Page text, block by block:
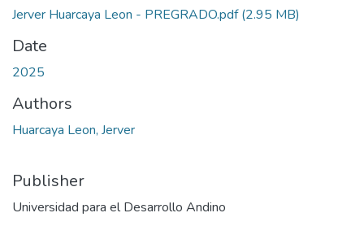
Jerver Huarcaya Leon - PREGRADO.pdf(2.95 MB)
Date
2025
Authors
Huarcaya Leon, Jerver
Publisher
Universidad para el Desarrollo Andino